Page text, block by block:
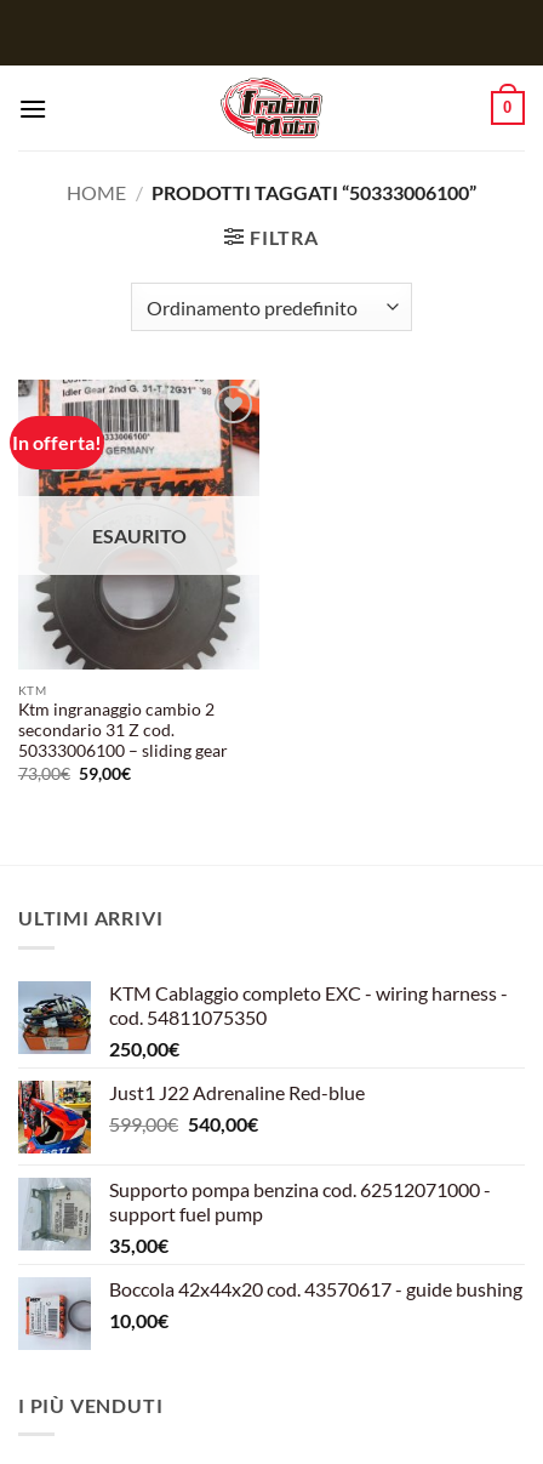
0
HOME / PRODOTTI TAGGATI “50333006100”
FILTRA
In offerta!
Aggiungi
alla lista
dei
desideri
ESAURITO
KTM
Ktm ingranaggio cambio 2
secondario 31 Z cod.
50333006100 – sliding gear
73,00€ Il
prezzo
59,00€Il
ULTIMI ARRIVI
KTM Cablaggio completo EXC - wiring harness -
cod. 54811075350
250,00€
Just1 J22 Adrenaline Red-blue
599,00€ Il
era:
599,00€.
540,00€Il
è:
540,00€.
Supporto pompa benzina cod. 62512071000 -
support fuel pump
35,00€
Boccola 42x44x20 cod. 43570617 - guide bushing
10,00€
I PIÙ VENDUTI